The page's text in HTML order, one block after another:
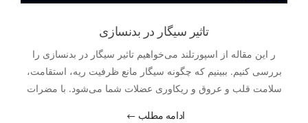
تاثیر سیگار در بدنسازی
ر این مقاله از اسپورتلند می‌خواهیم تاثیر سیگار در بدنسازی را
بررسی کنیم. ببینیم که چگونه سیگار مانع ظرفیت ریه، استقامت،
سلامت قلب و عروق و ریکاوری عضلات شما می‌شود. با مضرات
ادامه مطلب